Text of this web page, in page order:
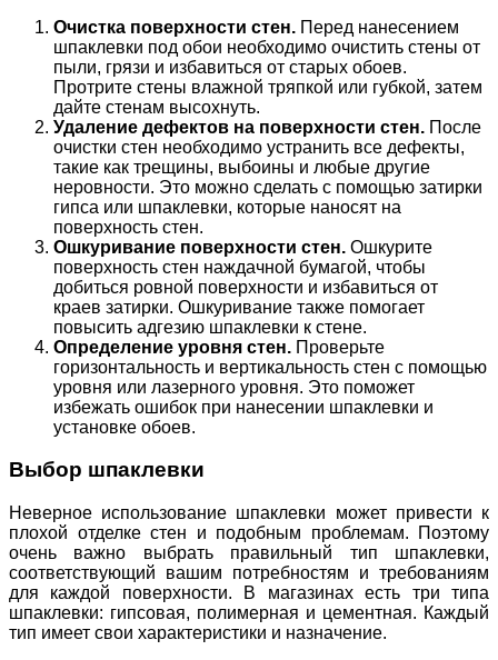
Очистка поверхности стен. Перед нанесением
шпаклевки под обои необходимо очистить стены от
пыли, грязи и избавиться от старых обоев.
Протрите стены влажной тряпкой или губкой, затем
дайте стенам высохнуть.
Удаление дефектов на поверхности стен. После
очистки стен необходимо устранить все дефекты,
такие как трещины, выбоины и любые другие
неровности. Это можно сделать с помощью затирки
гипса или шпаклевки, которые наносят на
поверхность стен.
Ошкуривание поверхности стен. Ошкурите
поверхность стен наждачной бумагой, чтобы
добиться ровной поверхности и избавиться от
краев затирки. Ошкуривание также помогает
повысить адгезию шпаклевки к стене.
Определение уровня стен. Проверьте
горизонтальность и вертикальность стен с помощью
уровня или лазерного уровня. Это поможет
избежать ошибок при нанесении шпаклевки и
установке обоев.
Выбор шпаклевки
Неверное использование шпаклевки может привести к
плохой отделке стен и подобным проблемам. Поэтому
очень важно выбрать правильный тип шпаклевки,
соответствующий вашим потребностям и требованиям
для каждой поверхности. В магазинах есть три типа
шпаклевки: гипсовая, полимерная и цементная. Каждый
тип имеет свои характеристики и назначение.